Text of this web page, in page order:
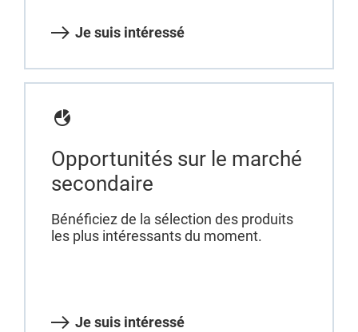
Je suis intéressé
Opportunités sur le marché
secondaire
Bénéficiez de la sélection des produits
les plus intéressants du moment.
Je suis intéressé